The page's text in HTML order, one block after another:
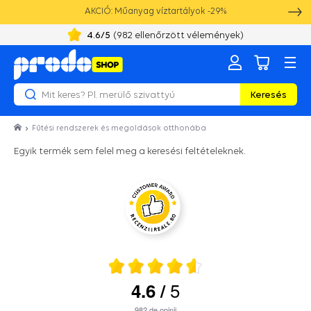
AKCIÓ: Műanyag víztartályok -29%
4.6/5 (982 ellenőrzött vélemények)
Keresés
Fűtési rendszerek és megoldások otthonába
Egyik termék sem felel meg a keresési feltételeknek.
4.6/5